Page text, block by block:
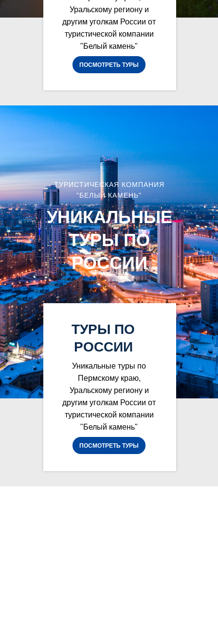
Уральскому региону и
другим уголкам России от
туристической компании
"Белый камень"
ПОСМОТРЕТЬ ТУРЫ
ТУРЫ ПО
РОССИИ
Уникальные туры по
Пермскому краю,
Уральскому региону и
другим уголкам России от
туристической компании
"Белый камень"
ПОСМОТРЕТЬ ТУРЫ
УНИКАЛЬНЫЕ
ТУРЫ ПО
РОССИИ
ТУРИСТИЧЕСКАЯ КОМПАНИЯ
"БЕЛЫЙ КАМЕНЬ"